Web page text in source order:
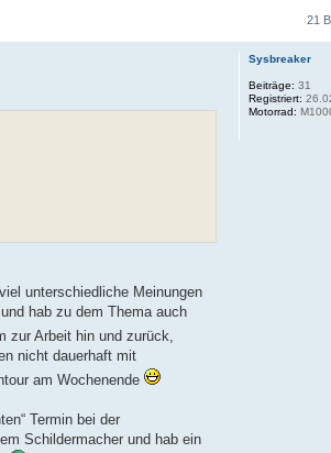
21
unterschiedliche Meinungen
hab zu dem Thema auch
zur Arbeit hin und zurück,
nicht dauerhaft mit
am Wochenende
Termin bei der
Schildermacher und hab ein
Sysbreaker
Beiträge: 31
Registriert:
Motorrad: